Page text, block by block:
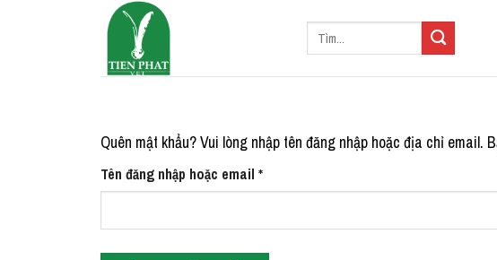
Quên mật khẩu? Vui lòng nhập tên đăng nhập hoặc địa chỉ email.
Tên đăng nhập hoặc email *Bắt
buộc